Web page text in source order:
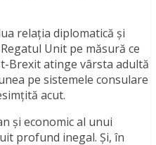
relația diplomatică și
Unit pe măsură ce
Brexit atinge vârsta adultă
pe sistemele consulare
acut.
și economic al unui
profund inegal. Și, în